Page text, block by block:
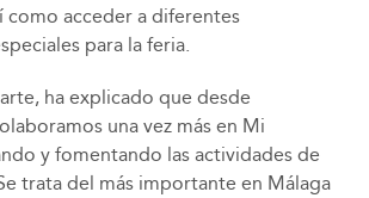
como acceder a diferentes
para la feria.
ha explicado que desde
una vez más en Mi
y fomentando las actividades de
trata del más importante en Málaga